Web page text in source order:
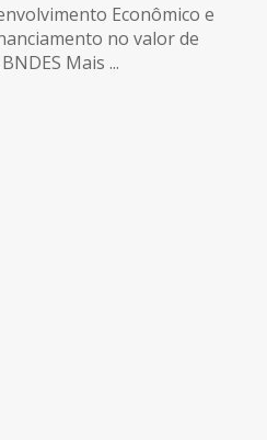
Econômico e
no valor de
Mais ...